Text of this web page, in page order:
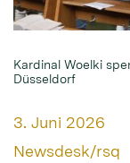
Kardinal Woelki
Düsseldorf
Datum:
3. Juni 2026
Von:
Newsdesk/rsq